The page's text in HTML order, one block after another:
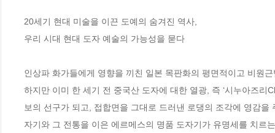
20세기 현대 미술을 이끈 도예의 숨겨진 역사,
우리 시대 현대 도자 예술의 가능성을 묻다
인상파 화가들에게 영향을 끼친 일본 목판화의 평면적이고 비원
하지만 이미 한 세기 전 중국산 도자에 대한 열광, 즉 ‘시누아즈
보의 선구가 되고, 접합면을 그대로 드러낸 로댕의 조각에 영감
자기와 그 전통을 이은 에르메스의 명품 도자기가 유명세를 치르